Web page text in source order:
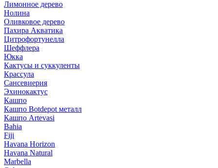
Лимонное дерево
Нолина
Оливковое дерево
Пахира Акватика
Цитрофортунелла
Шеффлера
Юкка
Кактусы и суккуленты
Крассула
Сансевиерия
Эхинокактус
Кашпо
Кашпо Botdepot металл
Кашпо Artevasi
Bahia
Fiji
Havana Horizon
Havana Natural
Marbella